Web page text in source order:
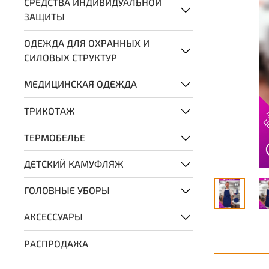
ЗАЩИТЫ
ОДЕЖДА ДЛЯ ОХРАННЫХ И
СИЛОВЫХ СТРУКТУР
МЕДИЦИНСКАЯ ОДЕЖДА
ТРИКОТАЖ
ТЕРМОБЕЛЬЕ
ДЕТСКИЙ КАМУФЛЯЖ
ГОЛОВНЫЕ УБОРЫ
АКСЕССУАРЫ
РАСПРОДАЖА